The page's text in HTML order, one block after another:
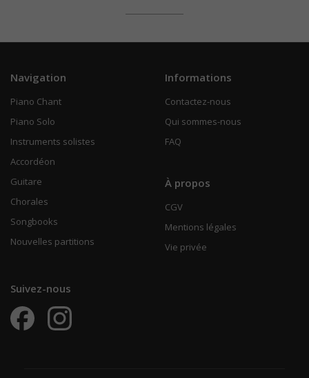
Navigation
Piano Chant
Piano Solo
Instruments solistes
Accordéon
Guitare
Chorales
Songbooks
Nouvelles partitions
Informations
Contactez-nous
Qui sommes-nous
FAQ
À propos
CGV
Mentions légales
Vie privée
Suivez-nous